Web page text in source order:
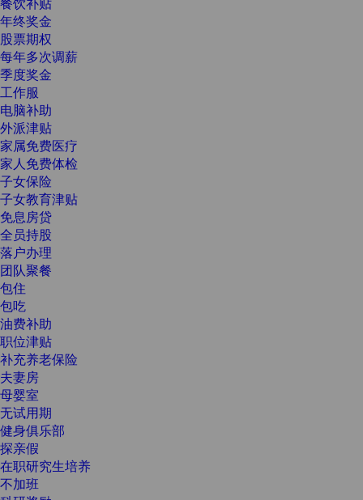
年终奖金
股票期权
每年多次调薪
季度奖金
工作服
电脑补助
外派津贴
家属免费医疗
家人免费体检
子女保险
子女教育津贴
免息房贷
全员持股
落户办理
团队聚餐
包住
包吃
油费补助
职位津贴
补充养老保险
夫妻房
母婴室
无试用期
健身俱乐部
探亲假
在职研究生培养
不加班